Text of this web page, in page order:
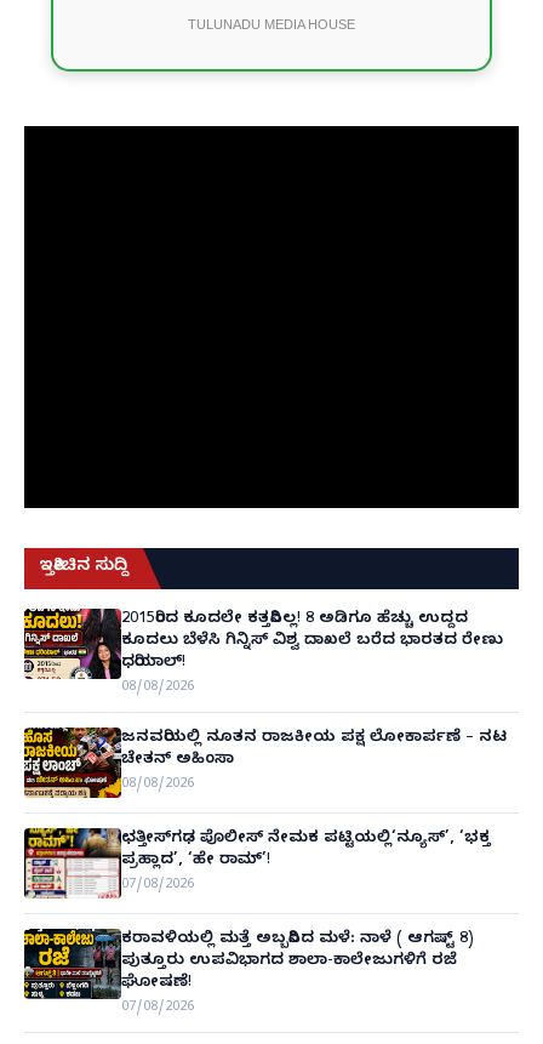
TULUNADU MEDIA HOUSE
ಇತ್ತೀಚಿನ ಸುದ್ದಿ
2015ರಿಂದ ಕೂದಲೇ ಕತ್ತರಿಸಿಲ್ಲ! 8 ಅಡಿಗೂ ಹೆಚ್ಚು ಉದ್ದದ
ಕೂದಲು ಬೆಳೆಸಿ ಗಿನ್ನಿಸ್ ವಿಶ್ವ ದಾಖಲೆ ಬರೆದ ಭಾರತದ ರೇಣು
ಧರಿಯಾಲ್!
08/08/2026
ಜನವರಿಯಲ್ಲಿ ನೂತನ ರಾಜಕೀಯ ಪಕ್ಷ ಲೋಕಾರ್ಪಣೆ – ನಟ
ಚೇತನ್ ಅಹಿಂಸಾ
08/08/2026
ಛತ್ತೀಸ್‌ಗಢ ಪೊಲೀಸ್ ನೇಮಕ ಪಟ್ಟಿಯಲ್ಲಿ‘ನ್ಯೂಸ್’, ‘ಭಕ್ತ
ಪ್ರಹ್ಲಾದ’, ‘ಹೇ ರಾಮ್’!
07/08/2026
ಕರಾವಳಿಯಲ್ಲಿ ಮತ್ತೆ ಅಬ್ಬರಿಸಿದ ಮಳೆ: ನಾಳೆ ( ಆಗಷ್ಟ್ 8)
ಪುತ್ತೂರು ಉಪವಿಭಾಗದ ಶಾಲಾ-ಕಾಲೇಜುಗಳಿಗೆ ರಜೆ
ಘೋಷಣೆ!
07/08/2026